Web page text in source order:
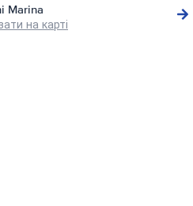
Marina
на карті